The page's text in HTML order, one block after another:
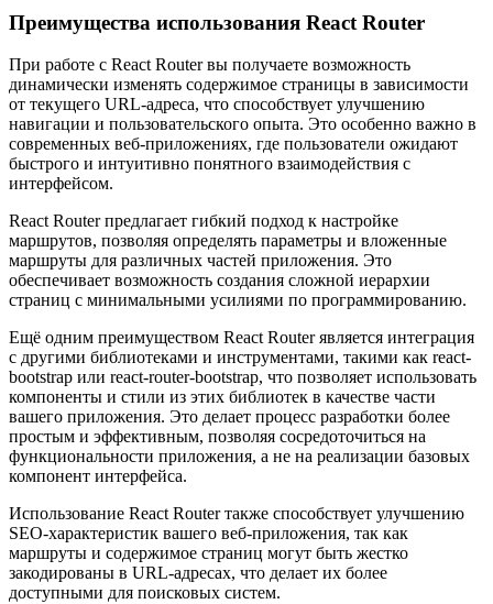
Преимущества использования React Router
При работе с React Router вы получаете возможность
динамически изменять содержимое страницы в зависимости
от текущего URL-адреса, что способствует улучшению
навигации и пользовательского опыта. Это особенно важно в
современных веб-приложениях, где пользователи ожидают
быстрого и интуитивно понятного взаимодействия с
интерфейсом.
React Router предлагает гибкий подход к настройке
маршрутов, позволяя определять параметры и вложенные
маршруты для различных частей приложения. Это
обеспечивает возможность создания сложной иерархии
страниц с минимальными усилиями по программированию.
Ещё одним преимуществом React Router является интеграция
с другими библиотеками и инструментами, такими как react-
bootstrap или react-router-bootstrap, что позволяет использовать
компоненты и стили из этих библиотек в качестве части
вашего приложения. Это делает процесс разработки более
простым и эффективным, позволяя сосредоточиться на
функциональности приложения, а не на реализации базовых
компонент интерфейса.
Использование React Router также способствует улучшению
SEO-характеристик вашего веб-приложения, так как
маршруты и содержимое страниц могут быть жестко
закодированы в URL-адресах, что делает их более
доступными для поисковых систем.